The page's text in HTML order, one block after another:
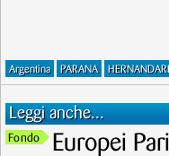
Argentina PARANA
Leggi anche...
Fondo
Europei